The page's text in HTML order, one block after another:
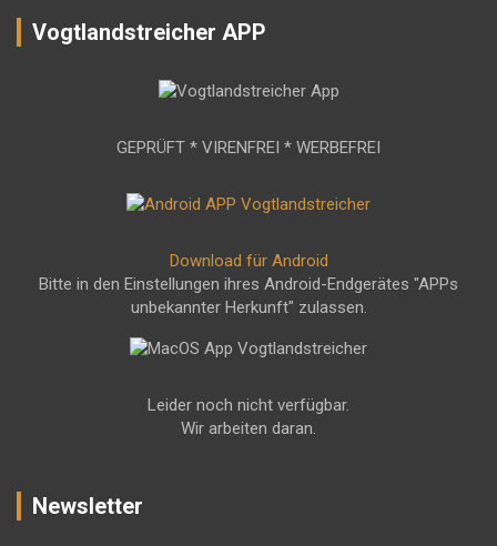
Vogtlandstreicher APP
GEPRÜFT * VIRENFREI * WERBEFREI
Download für Android
Bitte in den Einstellungen ihres Android-Endgerätes "APPs
unbekannter Herkunft" zulassen.
Leider noch nicht verfügbar.
Wir arbeiten daran.
Newsletter